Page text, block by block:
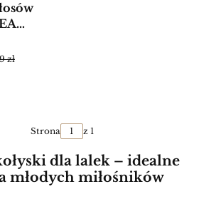
zł
Strona z 1
dla lalek – idealne
młodych miłośników